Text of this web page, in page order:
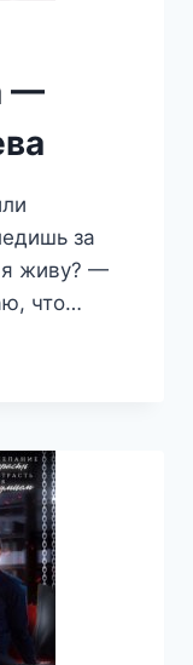
—
за
живу? —
что…